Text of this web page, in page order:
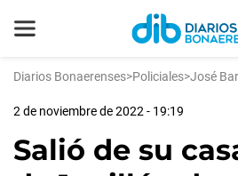
Diarios Bonaerenses>Policiales>José
2 de noviembre de 2022 - 19:19
Salió de su